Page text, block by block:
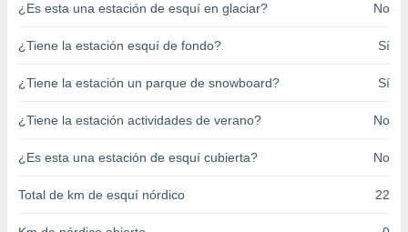
de
o acceder
perfiles
¿Es esta una estación de esquí en glaciar? No
¿Tiene la estación esquí de fondo? Sí
¿Tiene la estación un parque de snowboard? Sí
¿Tiene la estación actividades de verano? No
¿Es esta una estación de esquí cubierta? No
Total de km de esquí nórdico 22